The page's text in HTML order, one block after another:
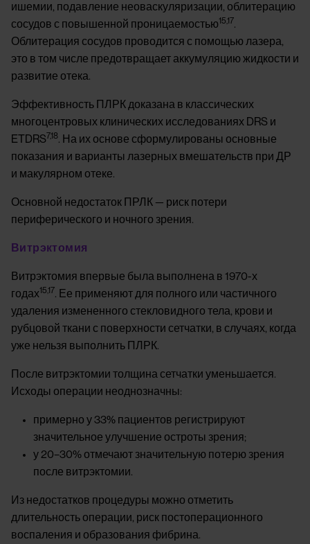
ишемии, подавление неоваскуляризации, облитерацию
сосудов с повышенной проницаемостью15,17.
Облитерация сосудов проводится с помощью лазера,
это в том числе предотвращает аккумуляцию жидкости и
развитие отека.
Эффективность ПЛРК доказана в классических
многоцентровых клинических исследованиях DRS и
ETDRS7,18. На их основе сформулированы основные
показания и варианты лазерных вмешательств при ДР
и макулярном отеке.
Основной недостаток ПРЛК — риск потери
периферического и ночного зрения.
Витрэктомия
Витрэктомия впервые была выполнена в 1970-х
годах15,17. Ее применяют для полного или частичного
удаления измененного стекловидного тела, крови и
рубцовой ткани с поверхности сетчатки, в случаях, когда
уже нельзя выполнить ПЛРК.
После витрэктомии толщина сетчатки уменьшается.
Исходы операции неоднозначны:
примерно у 33% пациентов регистрируют
значительное улучшение остроты зрения;
у 20–30% отмечают значительную потерю зрения
после витрэктомии.
Из недостатков процедуры можно отметить
длительность операции, риск постоперационного
воспаления и образования фибрина.